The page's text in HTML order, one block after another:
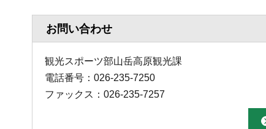
お問い合わせ
観光スポーツ部山岳高原観光課
電話番号：026-235-7250
ファックス：026-235-7257